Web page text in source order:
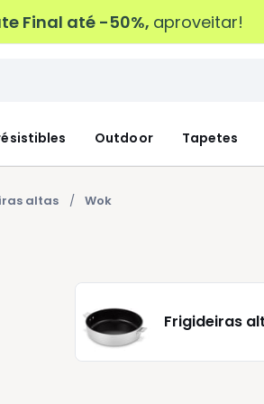
Final até -50%, aproveitar!
Outdoor Tapetes
altas Wok
Frigideiras